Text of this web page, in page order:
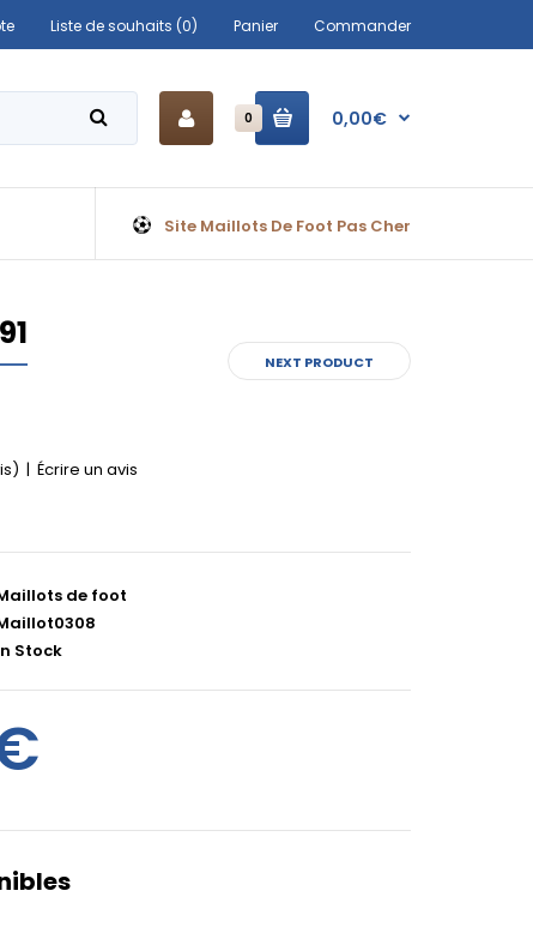
Liste de souhaits (0) Panier Commander
0 0,00€
Site Maillots De Foot Pas Cher
NEXT PRODUCT
| Écrire un avis
de foot
Stock